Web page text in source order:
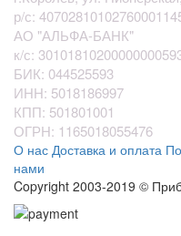
р/с:
АО "АЛЬФА-БАНК"
к/с:
БИК: 044525593
ИНН: 5018186997
КПП: 501801001
ОГРН: 1165018055476
О нас Доставка и оплата
нами
Copyright 2003-2019 ©